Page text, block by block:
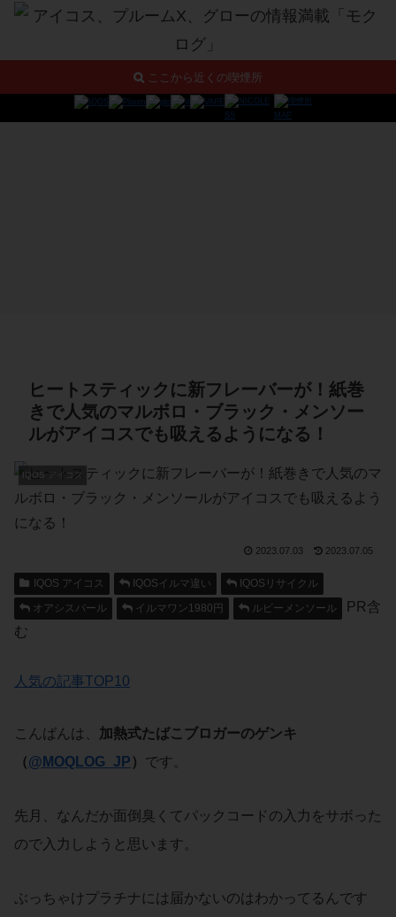
ここから近くの喫煙所
ヒートスティックに新フレーバーが！紙巻
きで人気のマルボロ・ブラック・メンソー
ルがアイコスでも吸えるようになる！
IQOS アイコス
2023.07.03 2023.07.05
IQOS アイコス IQOSイルマ違い
IQOSリサイクル
オアシスパール
イルマワン1980円 ルビーメンソール
PR含
む
人気の記事TOP10
こんばんは、 加熱式たばこブロガーのゲンキ
（@MOQLOG_JP ） です。
先月、なんだか面倒臭くてパックコードの入力をサボった
ので入力しようと思います。
ぶっちゃけプラチナには届かないのはわかってるんです